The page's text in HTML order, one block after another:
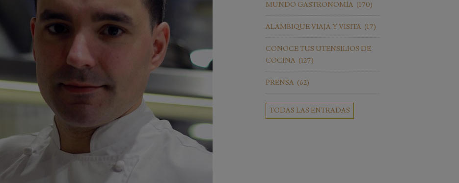
MUNDO GASTRONOMÍA (170)
ALAMBIQUE VIAJA Y VISITA (17)
CONOCE TUS UTENSILIOS DE
COCINA (127)
PRENSA (62)
TODAS LAS ENTRADAS